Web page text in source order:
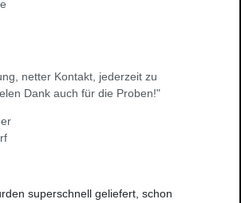
netter Kontakt, jederzeit zu
Dank auch für die Proben!"
superschnell geliefert, schon